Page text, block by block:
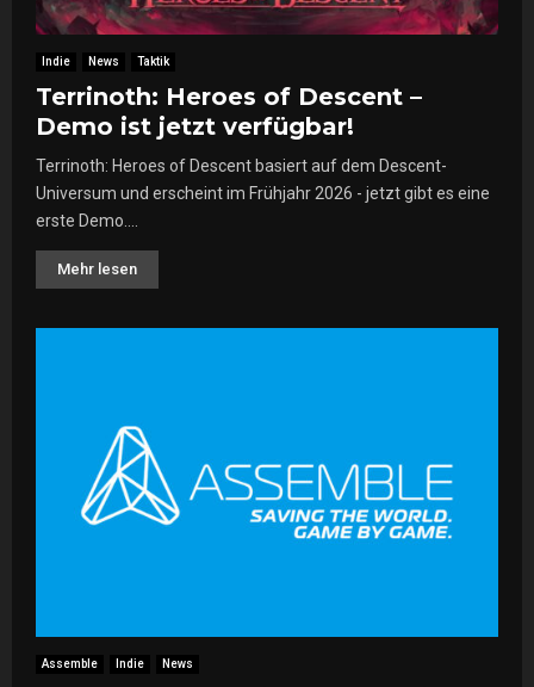
Indie News Taktik
Terrinoth: Heroes of Descent –
Demo ist jetzt verfügbar!
Terrinoth: Heroes of Descent basiert auf dem Descent-
Universum und erscheint im Frühjahr 2026 - jetzt gibt es eine
erste Demo....
Mehr lesen
Assemble Indie News